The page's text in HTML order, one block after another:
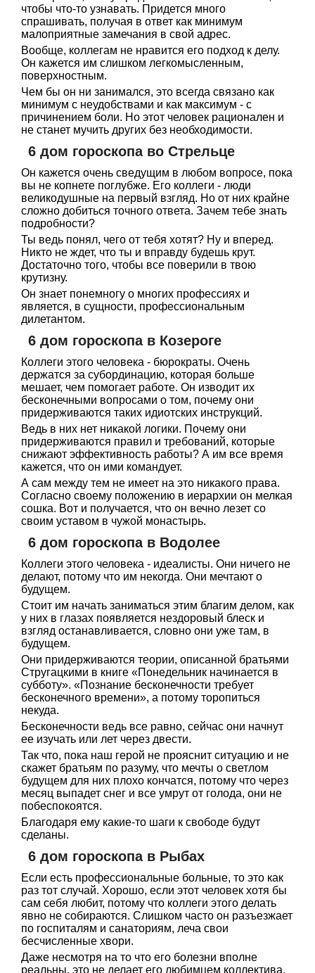
чтобы что-то узнавать. Придется много
спрашивать, получая в ответ как минимум
малоприятные замечания в свой адрес.
Вообще, коллегам не нравится его подход к делу.
Он кажется им слишком легкомысленным,
поверхностным.
Чем бы он ни занимался, это всегда связано как
минимум с неудобствами и как максимум - с
причинением боли. Но этот человек рационален и
не станет мучить других без необходимости.
6 дом гороскопа во Стрельце
Он кажется очень сведущим в любом вопросе, пока
вы не копнете поглубже. Его коллеги - люди
великодушные на первый взгляд. Но от них крайне
сложно добиться точного ответа. Зачем тебе знать
подробности?
Ты ведь понял, чего от тебя хотят? Ну и вперед.
Никто не ждет, что ты и вправду будешь крут.
Достаточно того, чтобы все поверили в твою
крутизну.
Он знает понемногу о многих профессиях и
является, в сущности, профессиональным
дилетантом.
6 дом гороскопа в Козероге
Коллеги этого человека - бюрократы. Очень
держатся за субординацию, которая больше
мешает, чем помогает работе. Он изводит их
бесконечными вопросами о том, почему они
придерживаются таких идиотских инструкций.
Ведь в них нет никакой логики. Почему они
придерживаются правил и требований, которые
снижают эффективность работы? А им все время
кажется, что он ими командует.
А сам между тем не имеет на это никакого права.
Согласно своему положению в иерархии он мелкая
сошка. Вот и получается, что он вечно лезет со
своим уставом в чужой монастырь.
6 дом гороскопа в Водолее
Коллеги этого человека - идеалисты. Они ничего не
делают, потому что им некогда. Они мечтают о
будущем.
Стоит им начать заниматься этим благим делом, как
у них в глазах появляется нездоровый блеск и
взгляд останавливается, словно они уже там, в
будущем.
Они придерживаются теории, описанной братьями
Стругацкими в книге «Понедельник начинается в
субботу». «Познание бесконечности требует
бесконечного времени», а потому торопиться
некуда.
Бесконечности ведь все равно, сейчас они начнут
ее изучать или лет через двести.
Так что, пока наш герой не прояснит ситуацию и не
скажет братьям по разуму, что мечты о светлом
будущем для них плохо кончатся, потому что через
месяц выпадет снег и все умрут от голода, они не
побеспокоятся.
Благодаря ему какие-то шаги к свободе будут
сделаны.
6 дом гороскопа в Рыбах
Если есть профессиональные больные, то это как
раз тот случай. Хорошо, если этот человек хотя бы
сам себя любит, потому что коллеги этого делать
явно не собираются. Слишком часто он разъезжает
по госпиталям и санаториям, леча свои
бесчисленные хвори.
Даже несмотря на то что его болезни вполне
реальны, это не делает его любимцем коллектива.